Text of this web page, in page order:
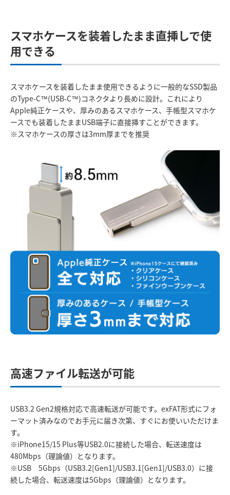
スマホケースを装着したまま直挿しで使
用できる
スマホケースを装着したまま使用できるように一般的なSSD製品
のType-C™(USB-C™)コネクタより長めに設計。これにより
Apple純正ケースや、厚みのあるスマホケース、手帳型スマホケ
ースでも装着したままUSB端子に直接挿すことができます。
※スマホケースの厚さは3mm厚までを推奨
高速ファイル転送が可能
USB3.2 Gen2規格対応で高速転送が可能です。exFAT形式にフォ
ーマット済みなのでお手元に届き次第、すぐにお使いいただけま
す。
※iPhone15/15 Plus等USB2.0に接続した場合、転送速度は
480Mbps（理論値）となります。
※USB 5Gbps（USB3.2[Gen1]/USB3.1[Gen1]/USB3.0）に接
続した場合、転送速度は5Gbps（理論値）となります。